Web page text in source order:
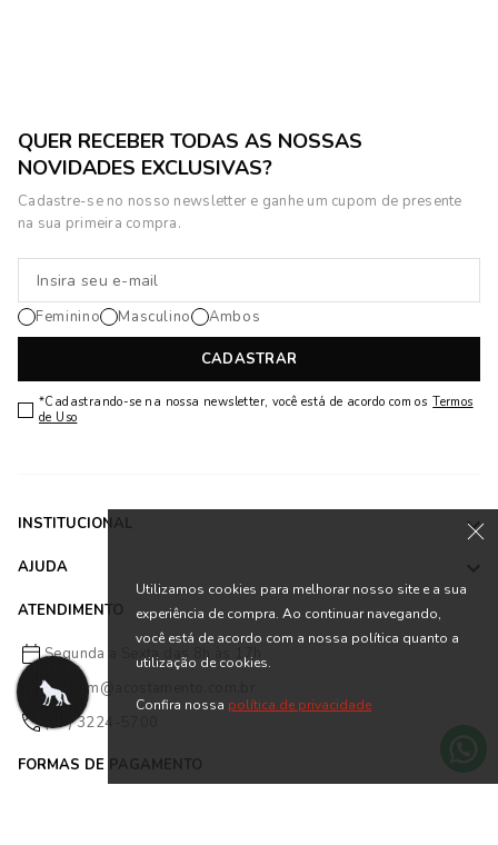
QUER RECEBER TODAS AS NOSSAS
NOVIDADES EXCLUSIVAS?
Cadastre-se no nosso newsletter e ganhe um cupom de presente
na sua primeira compra.
CADASTRAR
Feminino Masculino Ambos
*Cadastrando-se na nossa newsletter, você está de acordo com os Termos
de Uso
INSTITUCIONAL
AJUDA
ATENDIMENTO
Segunda a Sexta das 8h às 17h
falecom@acostamento.com.br
(47) 3224-5700
FORMAS DE PAGAMENTO
Utilizamos cookies para melhorar nosso site e a sua
experiência de compra. Ao continuar navegando,
você está de acordo com a nossa política quanto a
utilização de cookies.
Confira nossa política de privacidade